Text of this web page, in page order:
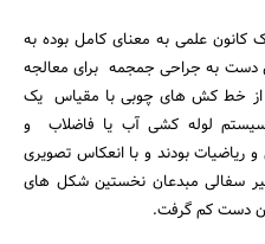
علمی به معنای کامل بوده به
که در 5000 سال پیش دست به جراحی جمجمه برای معالجه
از خط کش های چوبی با مقیاس یک
سیستم لوله کشی آب یا فاضلاب و
بودند و با انعکاس تصویری
سفالی مبدعان نخستین شکل های
دست کم گرفت.